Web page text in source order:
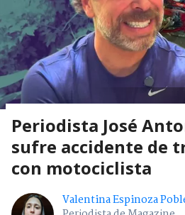
Espectáculos Y TV> Noticia